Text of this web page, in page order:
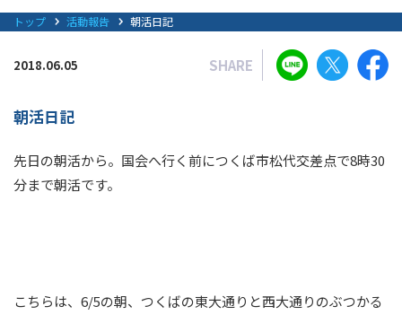
トップ 活動報告 朝活日記
2018.06.05 SHARE
朝活日記
先日の朝活から。国会へ行く前につくば市松代交差点で8時30
分まで朝活です。
こちらは、6/5の朝、つくばの東大通りと西大通りのぶつかる